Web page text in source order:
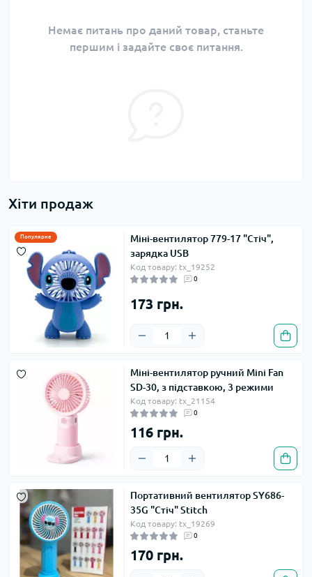
Немає питань про даний товар, станьте
першим і задайте своє питання.
Хіти продаж
Популярне
Міні-вентилятор 779-17 "Стіч",
зарядка USB
Код товару: tx_19252
0
173 грн.
Міні-вентилятор ручний Mini Fan
SD-30, з підставкою, 3 режими
Код товару: tx_21154
0
116 грн.
Портативний вентилятор SY686-
35G "Стіч" Stitch
Код товару: tx_19269
0
170 грн.